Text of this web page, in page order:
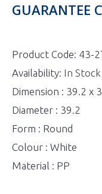
GUARANTEE
Product Code: 43-
Availability: In Stock
Dimension : 39.2 x
Diameter : 39.2
Form : Round
Colour : White
Material : PP